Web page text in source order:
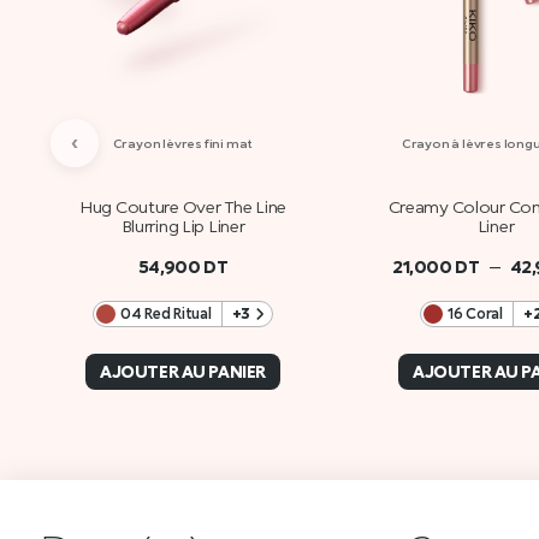
Crayon lèvres fini mat
Hug Couture Over The Line
Blurring Lip Liner
54,900 DT
04 Red Ritual +3
AJOUTER AU PANIER
Crayon à lèvres
Creamy Colour
Liner
21,000 DT –
16 Coral
AJOUTER AU
‹